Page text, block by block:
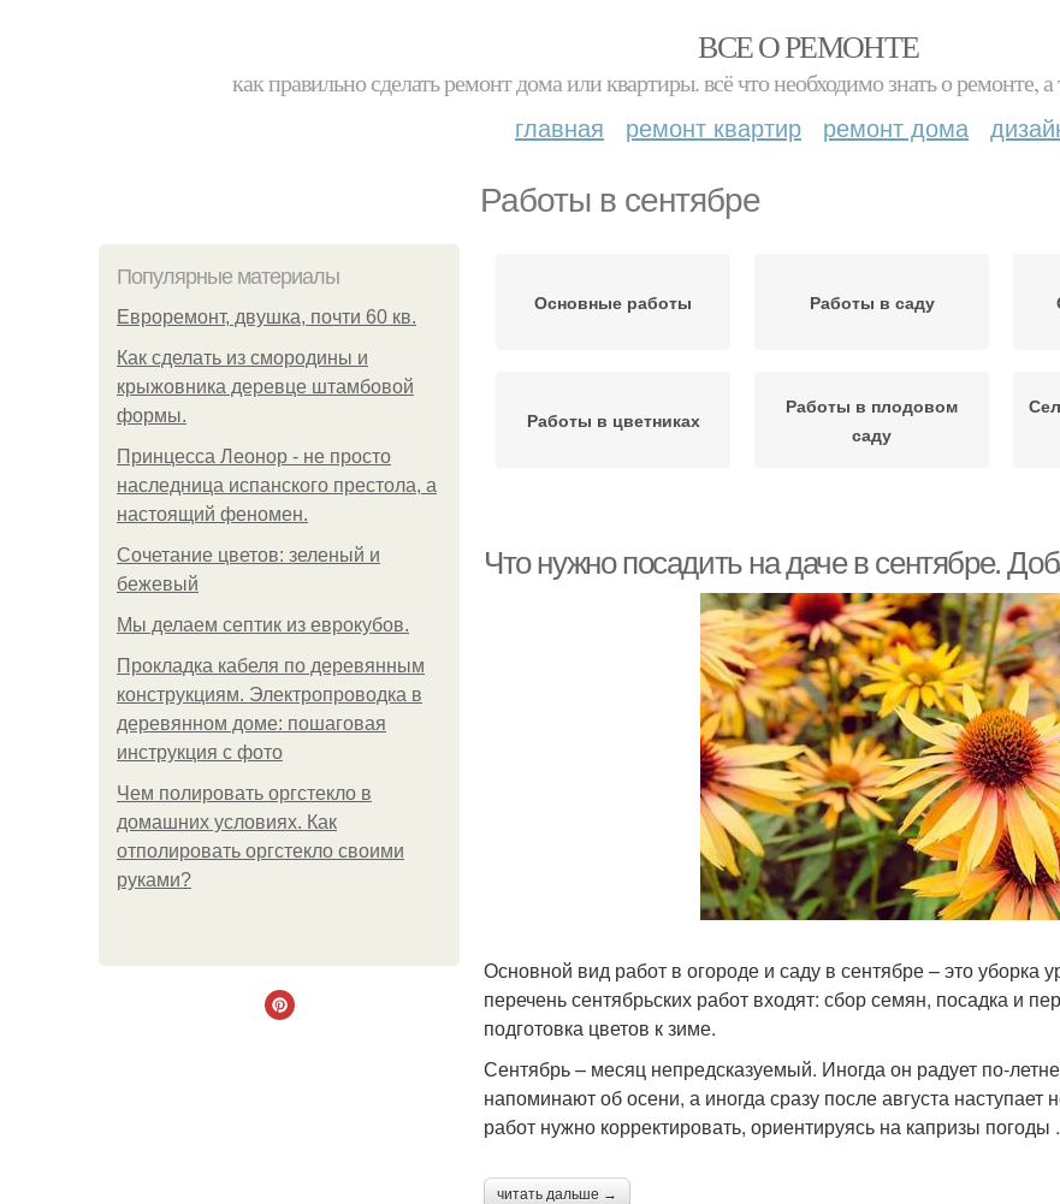
ВСЕ О РЕМОНТЕ
как правильно сделать ремонт дома или квартиры. всё что необходимо знать о
главная ремонт квартир ремонт дома
Работы в сентябре
Популярные материалы
Евроремонт, двушка, почти 60 кв.
Как сделать из смородины и
крыжовника деревце штамбовой
формы.
Принцесса Леонор - не просто
наследница испанского престола, а
настоящий феномен.
Сочетание цветов: зеленый и
бежевый
Мы делаем септик из еврокубов.
Прокладка кабеля по деревянным
конструкциям. Электропроводка в
деревянном доме: пошаговая
инструкция с фото
Чем полировать оргстекло в
домашних условиях. Как
отполировать оргстекло своими
руками?
Основные работы Работы в саду
Работы в цветниках
Работы в плодовом
саду
Что нужно посадить на даче в сентябре.
Основной вид работ в огороде и саду в сентябре – это уборка
перечень сентябрьских работ входят: сбор семян, посадка и
подготовка цветов к зиме.
Сентябрь – месяц непредсказуемый. Иногда он радует по-
напоминают об осени, а иногда сразу после августа
работ нужно корректировать, ориентируясь на капризы погоды .
читать дальше →